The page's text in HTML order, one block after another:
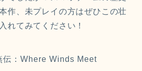
作、未プレイの方はぜひこの壮
れてみてください！
伝：Where Winds Meet